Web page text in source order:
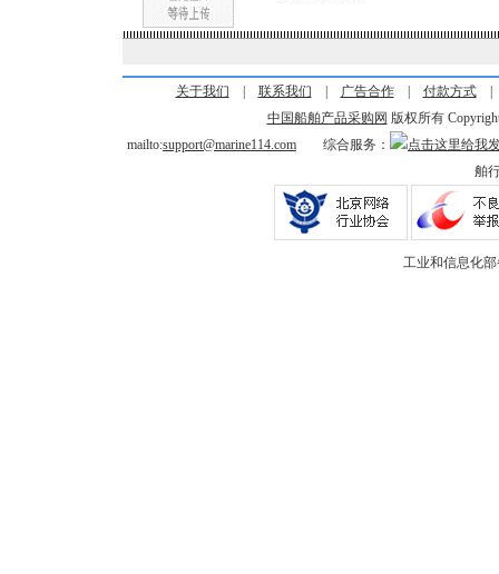
关于我们 联系我们 广告合作| 付款方式
中国船舶产品采购网 版权所有
mailto:support@marine114.com 综合服务：
舶
工业和信息化